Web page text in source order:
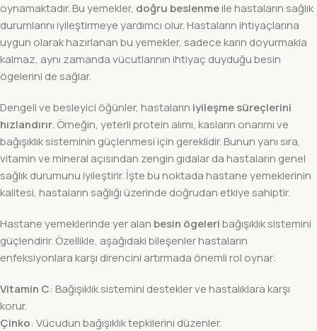
oynamaktadır. Bu yemekler, doğru beslenmeile hastaların sağlık
durumlarını iyileştirmeye yardımcı olur. Hastaların ihtiyaçlarına
uygun olarak hazırlanan bu yemekler, sadece karın doyurmakla
kalmaz, aynı zamanda vücutlarının ihtiyaç duyduğu besin
ögelerini de sağlar.
Dengeli ve besleyici öğünler, hastaların iyileşme süreçlerini
hızlandırır. Örneğin, yeterli protein alımı, kasların onarımı ve
bağışıklık sisteminin güçlenmesi için gereklidir. Bunun yanı sıra,
vitamin ve mineral açısından zengin gıdalar da hastaların genel
sağlık durumunu iyileştirir. İşte bu noktada hastane yemeklerinin
kalitesi, hastaların sağlığı üzerinde doğrudan etkiye sahiptir.
Hastane yemeklerinde yer alan besin ögeleribağışıklık sistemini
güçlendirir. Özellikle, aşağıdaki bileşenler hastaların
enfeksiyonlara karşı direncini artırmada önemli rol oynar:
Vitamin C: Bağışıklık sistemini destekler ve hastalıklara karşı
korur.
Çinko: Vücudun bağışıklık tepkilerini düzenler.